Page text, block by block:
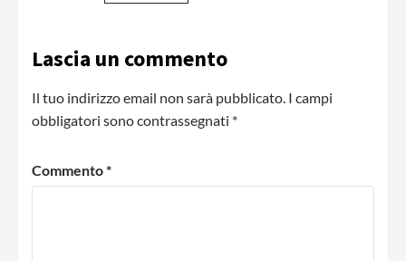
Lascia un commento
Il tuo indirizzo email non sarà pubblicato. I campi
obbligatori sono contrassegnati *
Commento*